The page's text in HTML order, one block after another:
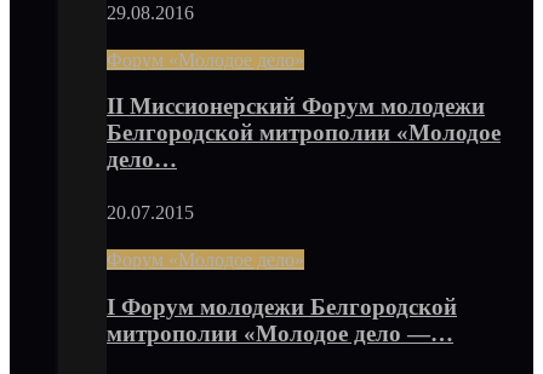
29.08.2016
Форум «Молодое дело»
II Миссионерский Форум молодежи
Белгородской митрополии «Молодое
дело…
20.07.2015
Форум «Молодое дело»
I Форум молодежи Белгородской
митрополии «Молодое дело —…